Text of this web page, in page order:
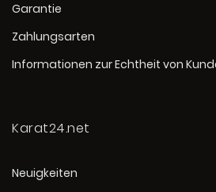
Garantie
Zahlungsarten
Informationen zur Echtheit von
Karat24.net
Neuigkeiten